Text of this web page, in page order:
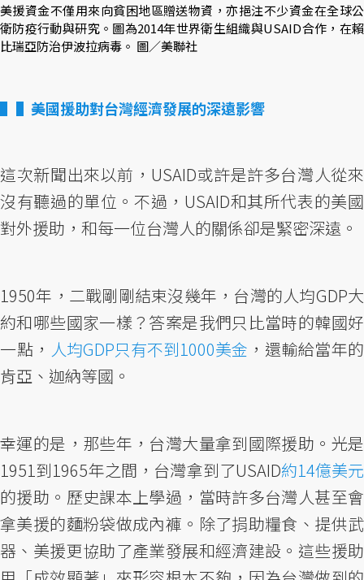
美援資金不僅用來向貧困地區贈送物資，亦挹注不少資金在全球公
衛防疫行動與研究。圖為2014年世界衛生組織與USAID合作，在賴
比瑞亞防治伊波拉病毒。 圖／美聯社
▌美國援助對台灣經濟發展的深遠影響
這次新聞出來以前，USAID或許是許多台灣人從來
沒有聽過的單位。不過，USAID和其所代表的美國
對外援助，和每一位台灣人的關係卻是緊密深遠。
1950年，二戰剛剛結束沒幾年，台灣的人均GDP大
約和哪些國家一樣？答案是我們只比當時的韓國好
一點， 人均GDP只有不到1000美金 ，還輸給當年的
肯亞、迦納等國。
幸運的是，那些年，台灣大量拿到國際援助。光是
1951到1965年之間，台灣拿到了USAID約14億美元
的援助。歷史課本上學過，當時許多台灣人甚至會
拿美援的麵粉袋做成內褲。除了捐助糧食、提供武
器、美援更協助了產業發展和經濟建設。這些援助